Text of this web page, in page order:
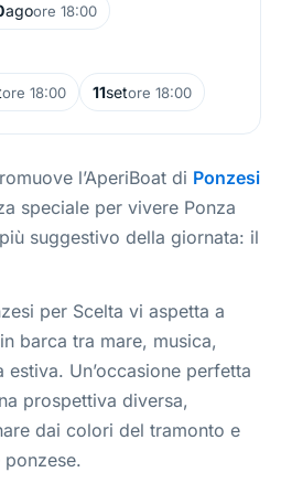
agoore 18:00
ore 18:00 11setore 18:00
l’AperiBoat di Ponzesi
speciale per vivere Ponza
suggestivo della giornata: il
per Scelta vi aspetta a
barca tra mare, musica,
Un’occasione perfetta
prospettiva diversa,
dai colori del tramonto e